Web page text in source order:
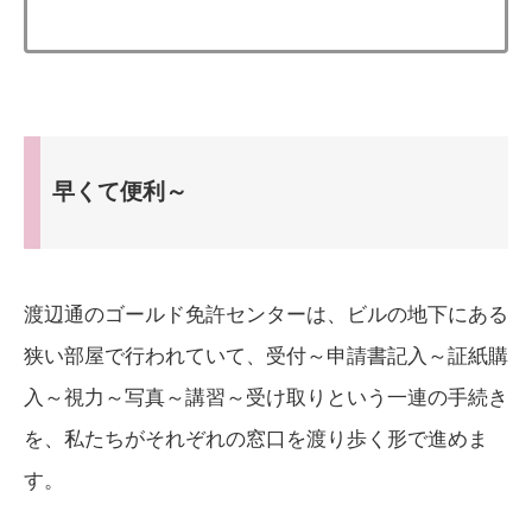
早くて便利～
渡辺通のゴールド免許センターは、ビルの地下にある
狭い部屋で行われていて、受付～申請書記入～証紙購
入～視力～写真～講習～受け取りという一連の手続き
を、私たちがそれぞれの窓口を渡り歩く形で進めま
す。